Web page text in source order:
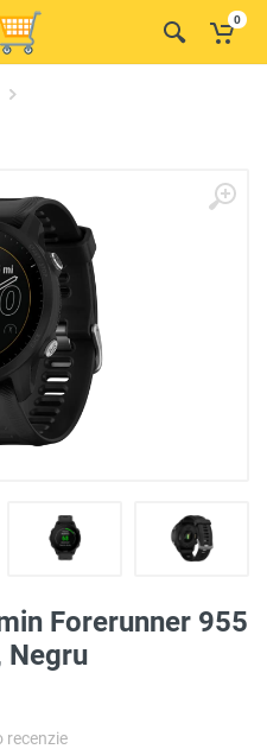
0
Forerunner 955
Negru
recenzie